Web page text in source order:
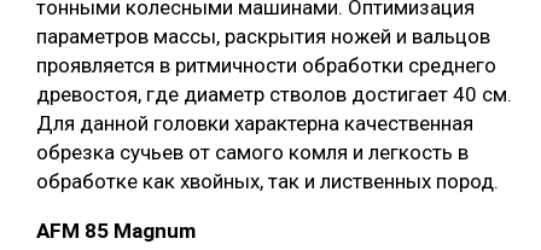
тонными колесными машинами. Оптимизация
параметров массы, раскрытия ножей и вальцов
проявляется в ритмичности обработки среднего
древостоя, где диаметр стволов достигает 40 см.
Для данной головки характерна качественная
обрезка сучьев от самого комля и легкость в
обработке как хвойных, так и лиственных пород.
AFM 85 Magnum